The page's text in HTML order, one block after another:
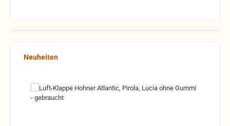
Produktgalerie überspringen
Neuheiten